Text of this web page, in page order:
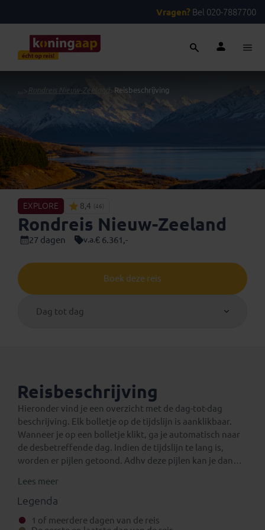
Vragen? Bel 020-7887700
> Rondreis Nieuw-Zeeland >Reisbeschrijving
EXPLORE 8,4 (46)
Rondreis Nieuw-Zeeland
27 dagen v.a.€ 6.361,-
Boek deze reis
Dag tot dag
Reisbeschrijving
Hieronder vind je een overzicht met de dag-tot-dag
beschrijving. Elk bolletje op de tijdslijn is aanklikbaar.
Wanneer je op een bolletje klikt, ga je automatisch naar
de desbetreffende dag. Indien de tijdslijn te lang is,
worden er pijlen getoond. Adhv deze pijlen kan je dan
Een verlenging voor na de reis
Eventuele standaard verlengingen van deze rondreis
kun je vinden onder het aparte tabblad ‘Verlengingen’.
Daarnaast is het mogelijk om bij boeking (in het
Lees meer
Legenda
1 of meerdere dagen van de reis